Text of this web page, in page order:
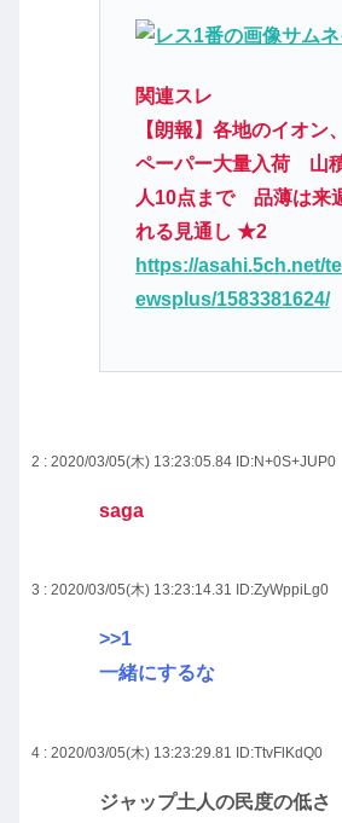
関連スレ
【朗報】各地のイオン
ペーパー大量入荷 山
人10点まで 品薄は来
れる見通し ★2
https://asahi.5ch.net/
ewsplus/1583381624/
2 : 2020/03/05(木) 13:23:05.84 ID:N+0S+JUP0
saga
3 : 2020/03/05(木) 13:23:14.31 ID:ZyWppiLg0
>>1
一緒にするな
4 : 2020/03/05(木) 13:23:29.81 ID:TtvFlKdQ0
ジャップ土人の民度の低さ